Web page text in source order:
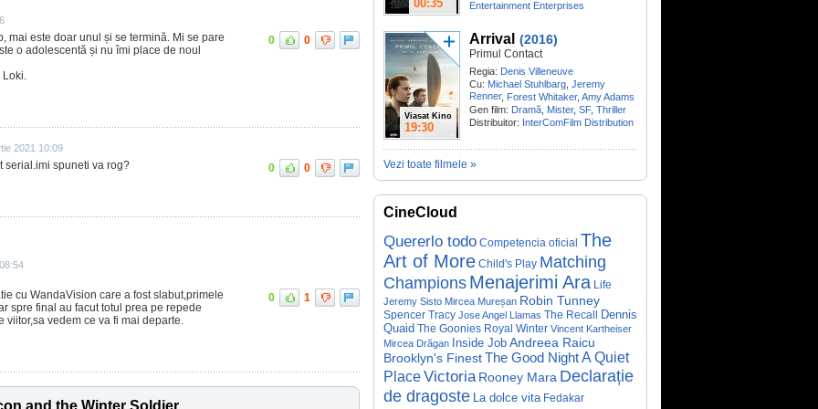
mai este doar unul și se termină. Mi se pare
o adolescentă și nu îmi place de noul
Loki.
0 0
2021 10:09
serial.imi spuneti va rog? 0 0
cu WandaVision care a fost slabut,primele
spre final au facut totul prea pe repede
viitor,sa vedem ce va fi mai departe.
0 1
and the Winter Soldier
00:35 Entertainment Enterprises
Viasat Kino
19:30
Arrival (2016)
Primul Contact
Regia: Denis Villeneuve
Cu: Michael Stuhlbarg Jeremy
Renner, Forest Whitaker, Amy Adams
Gen film: Dramă Mister, SF, Thriller
Distribuitor: InterComFilm Distribution
Vezi toate filmele »
CineCloud
Quererlo todo Competencia oficial The
Art of More Child's Play Matching
ChampionsMenajerimi Ara Life
Jeremy Sisto Mircea Mureșan Robin Tunney
Spencer Tracy Jose Angel Llamas The Recall
Dennis
Quaid The Goonies Royal Winter Vincent Kartheiser
Mircea Drăgan Inside Job Andreea Raicu
Brooklyn's FinestThe Good NightA Quiet
PlaceVictoria Rooney Mara Declarație
de dragoste La dolce vita Fedakar